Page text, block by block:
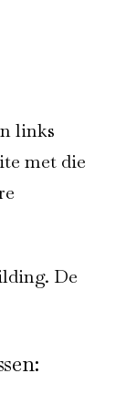
links
met die
De